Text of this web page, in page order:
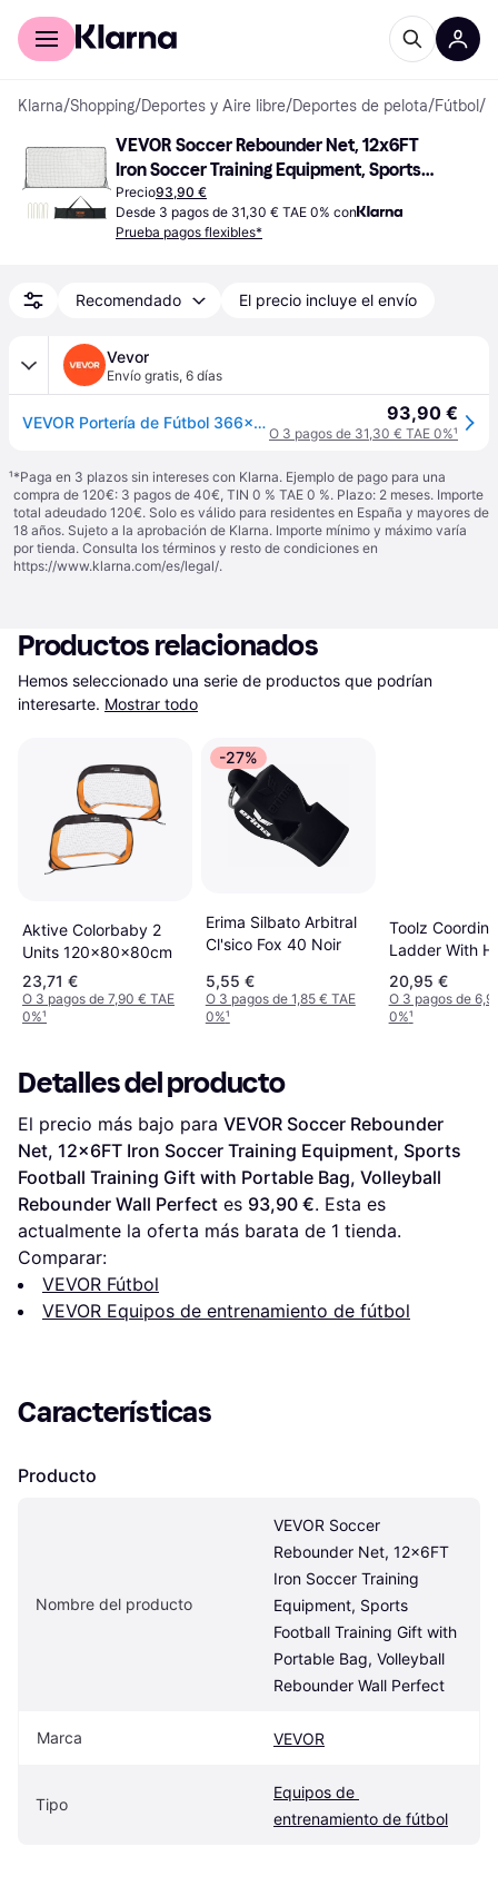
Comprar con Klarna
Klarna/Shopping/Deportes y Aire libre/Deportes de pelota/Fútbol /
VEVOR Soccer Rebounder Net, 12x6FT
Iron Soccer Training Equipment, Sports
Football Training Gift with Portable Bag,
Volleyball Rebounder Wall Perfect
Precio93,90 €
Desde 3 pagos de 31,30 € TAE 0% con
Prueba pagos flexibles*
Recomendado El precio incluye el envío
Vevor
Envío gratis, 6 días
VEVOR Portería de Fútbol 366x121x183 cm Red Reboteadora de Fútbol Equipo Deportivo de Tubo de Hierro PE con Bolsa Portátil para Entrenamiento en Solitario, Entrenamiento en Equipo, Pases, Voleibol 93,90 €
O 3 pagos de 31,30 € TAE 0%¹
¹*Paga en 3 plazos sin intereses con Klarna. Ejemplo de pago para una
compra de 120€: 3 pagos de 40€, TIN 0 % TAE 0 %. Plazo: 2 meses. Importe
total adeudado 120€. Solo es válido para residentes en España y mayores de
18 años. Sujeto a la aprobación de Klarna. Importe mínimo y máximo varía
por tienda. Consulta los términos y resto de condiciones en
https://www.klarna.com/es/legal/.
Productos relacionados
Hemos seleccionado una serie de productos que podrían
interesarte. Mostrar todo
Aktive Colorbaby 2
Units 120x80x80cm
23,71 €
O 3 pagos de 7,90 € TAE
0%¹
-27%
Erima Silbato Arbitral
Cl'sico Fox 40 Noir
5,55 €
O 3 pagos de 1,85 € TAE
0%¹
Toolz
Ladder With
2m Training
20,95 €
O 3 pagos de
0%¹
Detalles del producto
El precio más bajo para VEVOR Soccer Rebounder
Net, 12x6FT Iron Soccer Training Equipment, Sports
Football Training Gift with Portable Bag, Volleyball
Rebounder Wall Perfect es 93,90 €. Esta es
actualmente la oferta más barata de 1 tienda.
Comparar:
VEVOR Fútbol
VEVOR Equipos de entrenamiento de fútbol
Características
Producto
Nombre del producto
VEVOR Soccer
Rebounder Net, 12x6FT
Iron Soccer Training
Equipment, Sports
Football Training Gift with
Portable Bag, Volleyball
Rebounder Wall Perfect
Marca VEVOR
Tipo
Equipos de
entrenamiento de fútbol